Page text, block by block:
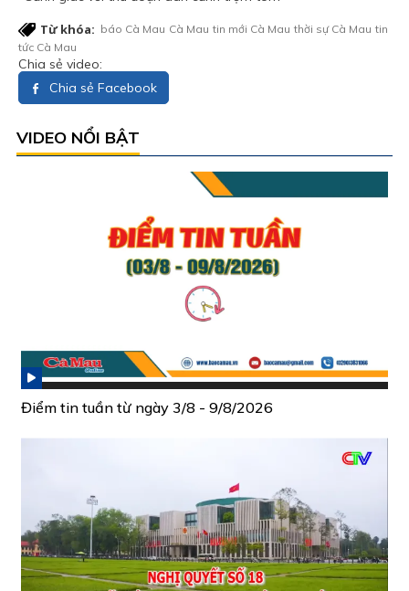
Từ khóa: báo Cà Mau Cà Mau tin mới Cà Mau thời sự Cà Mau tin
tức Cà Mau
Chia sẻ video:
Chia sẻ Facebook
VIDEO NỔI BẬT
Điểm tin tuần từ ngày 3/8 - 9/8/2026